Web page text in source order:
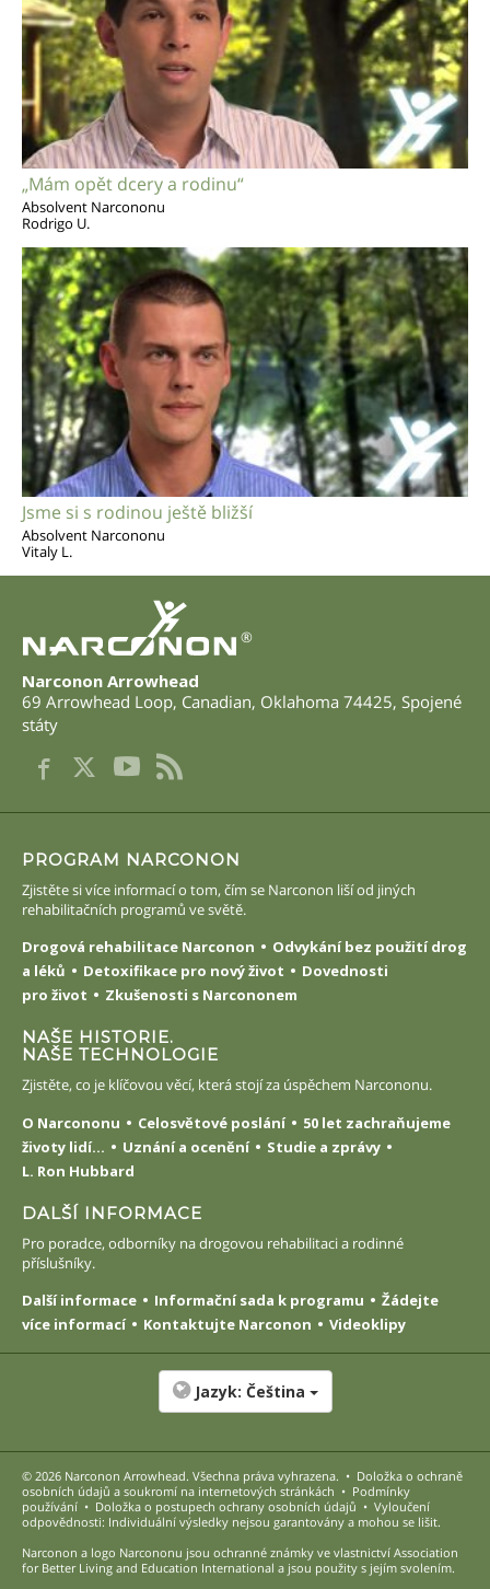
„Mám opět dcery a rodinu“
Absolvent Narcononu
Rodrigo U.
Jsme si s rodinou ještě bližší
Absolvent Narcononu
Vitaly L.
®
Narconon Arrowhead
69 Arrowhead Loop, Canadian, Oklahoma 74425, Spojené
státy
PROGRAM NARCONON
Zjistěte si více informací o tom, čím se Narconon liší od jiných
rehabilitačních programů ve světě.
Drogová rehabilitace Narconon
Odvykání bez použití drog
a léků
Detoxifikace pro nový život
Dovednosti
pro život
Zkušenosti s Narcononem
NAŠE HISTORIE.
NAŠE TECHNOLOGIE
Zjistěte, co je klíčovou věcí, která stojí za úspěchem Narcononu.
O Narcononu
Celosvětové poslání
50 let zachraňujeme
životy lidí...
Uznání a ocenění
Studie a zprávy
L. Ron Hubbard
DALŠÍ INFORMACE
Pro poradce, odborníky na drogovou rehabilitaci a rodinné
příslušníky.
Další informace
Informační sada k programu
Žádejte
více informací
Kontaktujte Narconon Videoklipy
Jazyk: Čeština
© 2026 Narconon Arrowhead. Všechna práva vyhrazena. • Doložka o ochraně
osobních údajů a soukromí na internetových stránkách • Podmínky
používání • Doložka o postupech ochrany osobních údajů • Vyloučení
odpovědnosti: Individuální výsledky nejsou garantovány a mohou se lišit.
Narconon a logo Narcononu jsou ochranné známky ve vlastnictví Association
for Better Living and Education International a jsou použity s jejím svolením.